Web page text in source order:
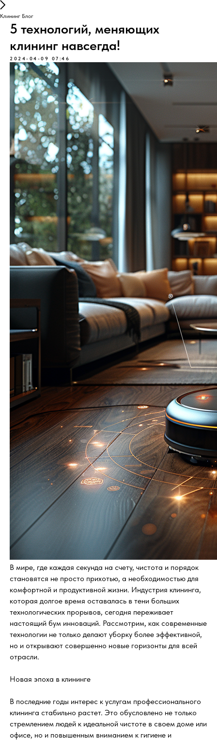
Клининг Блог
5 технологий, меняющих
клининг навсегда!
2024-04-09 07:46
В мире, где каждая секунда на счету, чистота и порядок
становятся не просто прихотью, а необходимостью для
комфортной и продуктивной жизни. Индустрия клининга,
которая долгое время оставалась в тени больших
технологических прорывов, сегодня переживает
настоящий бум инноваций. Рассмотрим, как современные
технологии не только делают уборку более эффективной,
но и открывают совершенно новые горизонты для всей
отрасли.
Новая эпоха в клининге
В последние годы интерес к услугам профессионального
клининга стабильно растет. Это обусловлено не только
стремлением людей к идеальной чистоте в своем доме или
офисе, но и повышенным вниманием к гигиене и